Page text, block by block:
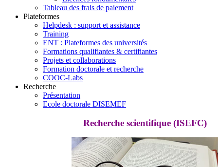
Tableau des frais de paiement
Plateformes
Helpdesk : support et assistance
Training
ENT : Plateformes des universités
Formations qualifiantes & certifiantes
Projets et collaborations
Formation doctorale et recherche
COOC-Labs
Recherche
Présentation
Ecole doctorale DISEMEF
Recherche scientifique (ISEFC)